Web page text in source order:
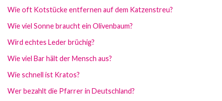
Wie oft Kotstücke entfernen auf dem Katzenstreu?
Wie viel Sonne braucht ein Olivenbaum?
Wird echtes Leder brüchig?
Wie viel Bar hält der Mensch aus?
Wie schnell ist Kratos?
Wer bezahlt die Pfarrer in Deutschland?